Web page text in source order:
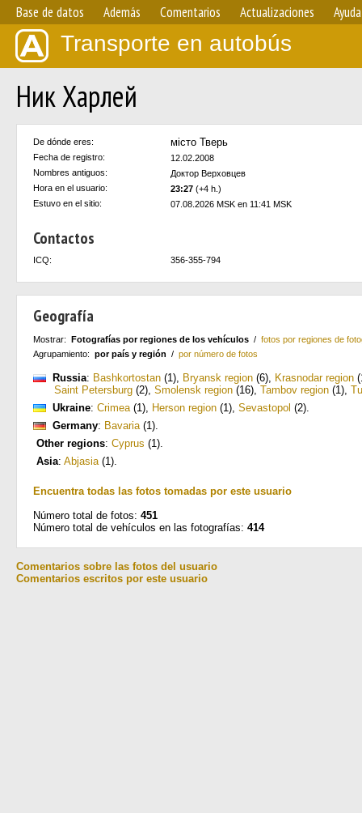
Base de datos Además Comentarios Actualizaciones Ayuda
Transporte en autobús
Ник Харлей
De dónde eres: мiсто Тверь
Fecha de registro:
12.02.2008
Nombres antiguos:
Доктор Верховцев
Hora en el usuario:
23:27 (+4 h.)
Estuvo en el sitio:
07.08.2026 MSK en 11:41 MSK
Contactos
ICQ: 356-355-794
Geografía
Mostrar: Fotografías por regiones de los vehículos / fotos por regiones de
Agrupamiento: por país y región / por número de fotos
Russia: Bashkortostan (1), Bryansk region (6), Krasnodar region
Saint Petersburg (2), Smolensk region (16), Tambov region (1),
Ukraine: Crimea(1), Herson region (1), Sevastopol (2).
Germany: Bavaria(1).
Other regions: Cyprus (1).
Asia: Abjasia(1).
Encuentra todas las fotos tomadas por este usuario
Número total de fotos: 451
Número total de vehículos en las fotografías: 414
Comentarios sobre las fotos del usuario
Comentarios escritos por este usuario